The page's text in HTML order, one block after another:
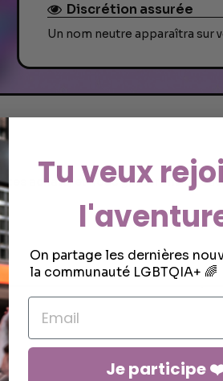
Discrétion assurée
Un nom neutre apparaîtra sur
tes achats, et nous glisserons un
Tu veux
On partage les dernières
la communauté LGBTQIA+ 🌈
Je participe